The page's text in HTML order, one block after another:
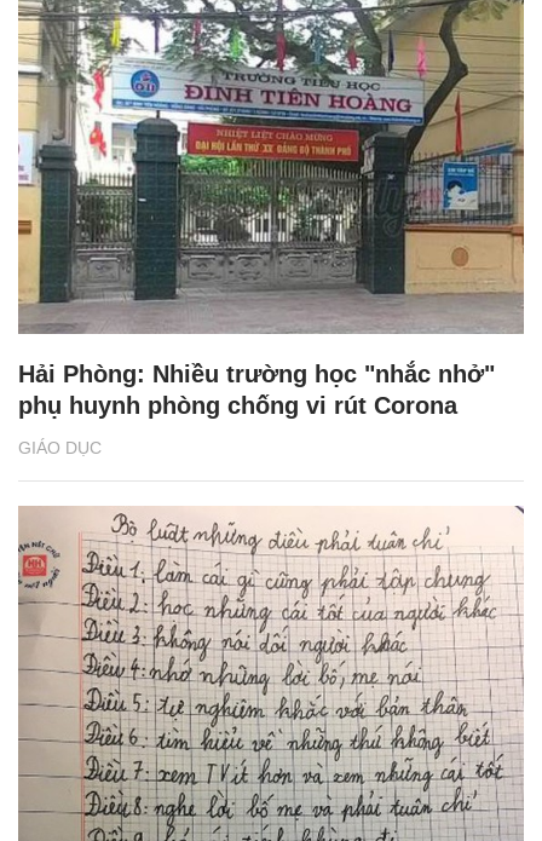
GIÁO DỤC
Hải Phòng: Nhiều trường học "nhắc nhở"
phụ huynh phòng chống vi rút Corona